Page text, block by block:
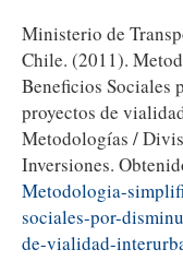
Ministerio de
Chile. (2011).
Beneficios Sociales
proyectos de
Metodologías /
Inversiones.
Metodologia-
sociales-por-
de-vialidad-